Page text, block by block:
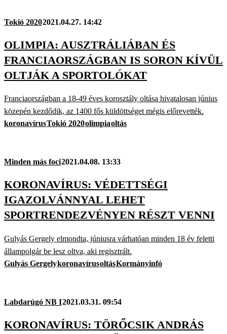
Tokió 20202021.04.27. 14:42
OLIMPIA: AUSZTRÁLIÁBAN ÉS
FRANCIAORSZÁGBAN IS SORON KÍVÜL
OLTJÁK A SPORTOLÓKAT
Franciaországban a 18-49 éves korosztály oltása hivatalosan június
közepén kezdődik, az 1400 fős küldöttséget mégis előrevették.
koronavírusTokió 2020olimpiaoltás
Minden más foci2021.04.08. 13:33
KORONAVÍRUS: VÉDETTSÉGI
IGAZOLVÁNNYAL LEHET
SPORTRENDEZVÉNYEN RÉSZT VENNI
Gulyás Gergely elmondta, júniusra várhatóan minden 18 év feletti
állampolgár be lesz oltva, aki regisztrált.
Gulyás GergelykoronavírusoltásKormányinfó
Labdarúgó NB I2021.03.31. 09:54
KORONAVÍRUS: TÖRŐCSIK ANDRÁS